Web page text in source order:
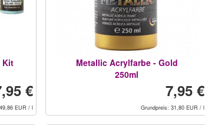
Kit
€
EUR / l
Metallic Acrylfarbe - Gold
250ml
7,95 €
Grundpreis: 31,80 EUR / l